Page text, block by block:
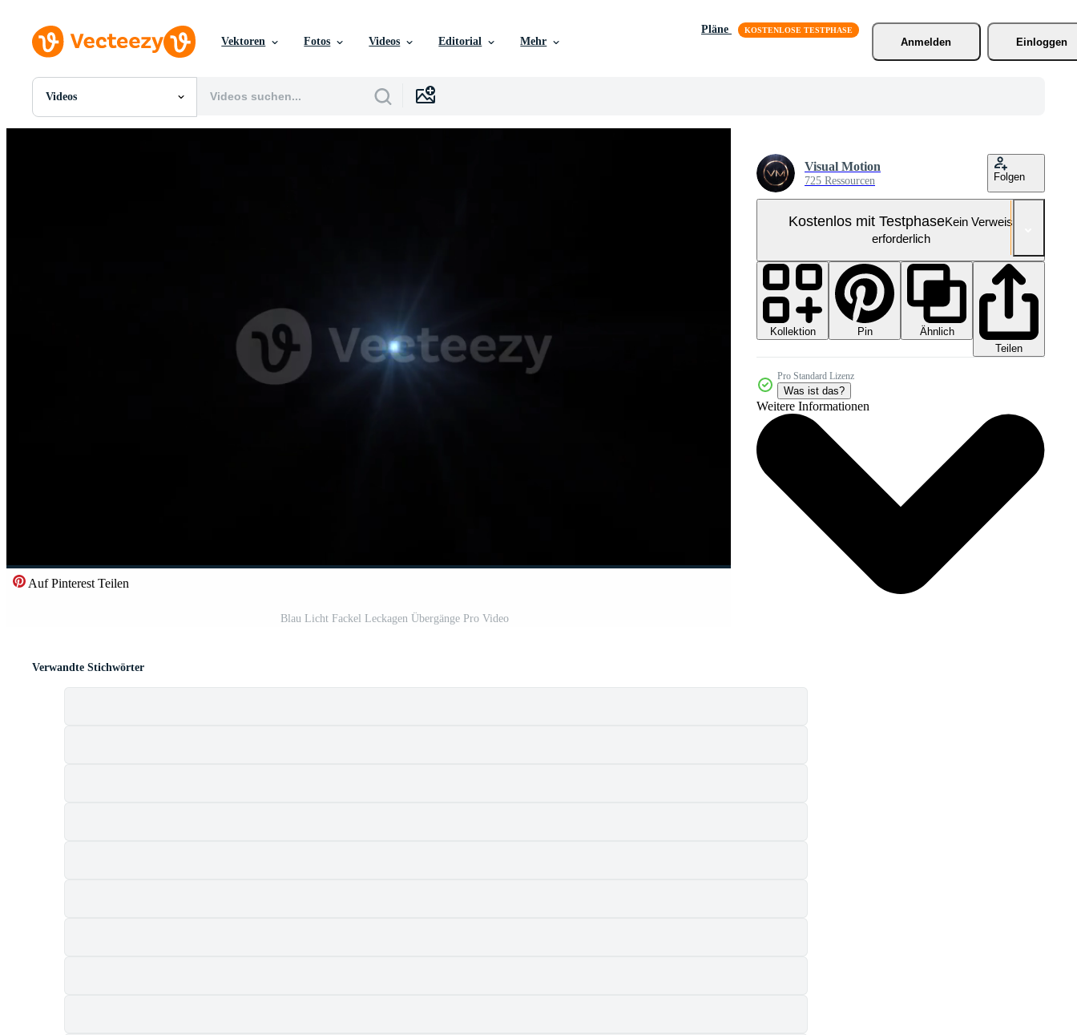
Vektoren Fotos Videos Editorial Mehr
Pläne
Anmelden
Einloggen
Videos
Alle Bilder
Auf Pinterest Teilen
Blau Licht Fackel Leckagen Übergänge Pro Video
Visual Motion
725 Ressourcen Folgen
Kostenlos mit TestphaseKein Verweis
erforderlich
Kollektion Pin
Ähnlich
Teilen
Pro Standard Lizenz
Was ist das?
Weitere Informationen
Verwandte Stichwörter